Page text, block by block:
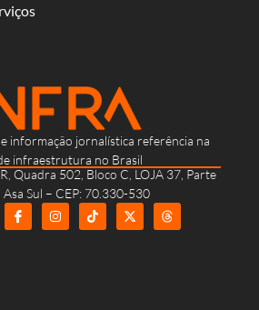
informação jornalística referência na
infraestrutura no Brasil
Quadra 502, Bloco C, LOJA 37, Parte
Asa Sul – CEP: 70.330-530